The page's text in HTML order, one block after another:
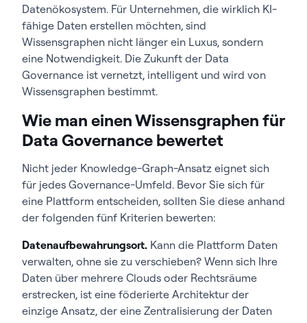
Datenökosystem. Für Unternehmen, die wirklich KI-
fähige Daten erstellen möchten, sind
Wissensgraphen nicht länger ein Luxus, sondern
eine Notwendigkeit. Die Zukunft der Data
Governance ist vernetzt, intelligent und wird von
Wissensgraphen bestimmt.
Wie man einen Wissensgraphen für
Data Governance bewertet
Nicht jeder Knowledge-Graph-Ansatz eignet sich
für jedes Governance-Umfeld. Bevor Sie sich für
eine Plattform entscheiden, sollten Sie diese anhand
der folgenden fünf Kriterien bewerten:
Datenaufbewahrungsort. Kann die Plattform Daten
verwalten, ohne sie zu verschieben? Wenn sich Ihre
Daten über mehrere Clouds oder Rechtsräume
erstrecken, ist eine föderierte Architektur der
einzige Ansatz, der eine Zentralisierung der Daten